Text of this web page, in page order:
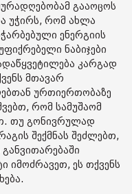
გააოცოს
უჭირს, რომ ახლა
ენერგიის
ნაბიჯები
კარგად
მთავარ
ურთიერთობაზე
რომ სამუშაომ
თუ გონივრულად
შექმნას შეძლებთ,
იმოძრავეთ, ეს თქვენს